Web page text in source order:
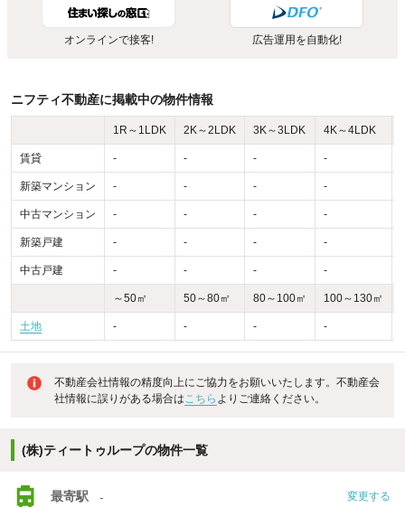
オンラインで接客! 広告運用を自動化!
ニフティ不動産に掲載中の物件情報
1R～1LDK 2K～2LDK 3K～3LDK 4K～4LDK
賃貸 - - - -
新築マンション - - - -
中古マンション - - - -
新築戸建 - - - -
中古戸建 - - - -
～50㎡ 50～80㎡ 80～100㎡ 100～130㎡
土地 - - - -
不動産会社情報の精度向上にご協力をお願いいたします。不動産会
社情報に誤りがある場合はこちら よりご連絡ください。
(株)ティートゥループの物件一覧
最寄駅 - 変更する